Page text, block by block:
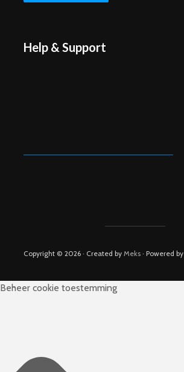
Help & Support
Copyright © 2026 · Created by Meks · Powered by
Beheer cookie toestemming